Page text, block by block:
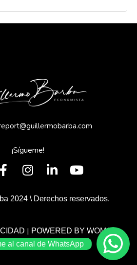
¡Sígueme!
2024 \ Derechos reservados.
| POWERED BY WOMGP
al canal de WhatsApp